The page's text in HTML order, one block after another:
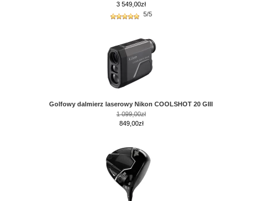
3 549,00zł
5/5
Golfowy dalmierz laserowy Nikon COOLSHOT 20 GIII
1 099,00zł
849,00zł